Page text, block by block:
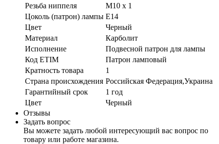
Резьба ниппеля
M10 х 1
Цоколь (патрон) лампы E14
Цвет
Черный
Материал
Карболит
Исполнение
Подвесной патрон для лампы
Код ETIM
Патрон ламповый
Кратность товара
1
Страна происхождения Российская Федерация,Украина
Гарантийный срок
1 год
Цвет
Черный
Отзывы
Задать вопрос
Вы можете задать любой интересующий вас вопрос по
товару или работе магазина.